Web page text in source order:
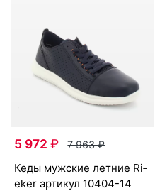
5 972₽ 7 963₽
ке­ды мужс­кие лет­ние Ri­
eker артикул 10404-14